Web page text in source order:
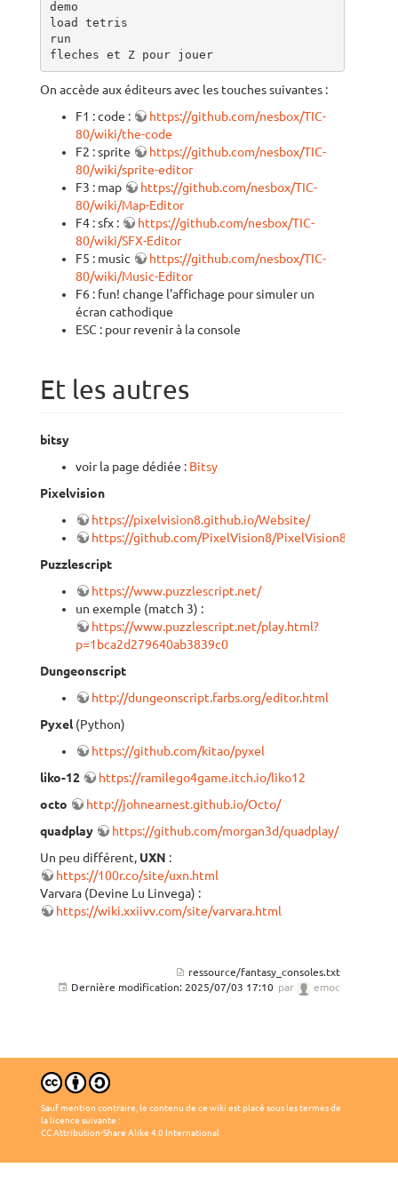
demo
load tetris
run
fleches et Z pour jouer
On accède aux éditeurs avec les touches suivantes :
F1 : code :
https://github.com/nesbox/TIC-
80/wiki/the-code
F2 : sprite
https://github.com/nesbox/TIC-
80/wiki/sprite-editor
F3 : map
https://github.com/nesbox/TIC-
80/wiki/Map-Editor
F4 : sfx :
https://github.com/nesbox/TIC-
80/wiki/SFX-Editor
F5 : music
https://github.com/nesbox/TIC-
80/wiki/Music-Editor
F6 : fun! change l'affichage pour simuler un
écran cathodique
ESC : pour revenir à la console
Et les autres
bitsy
voir la page dédiée : Bitsy
Pixelvision
https://pixelvision8.github.io/Website/
https://github.com/PixelVision8/PixelVision8
Puzzlescript
https://www.puzzlescript.net/
un exemple (match 3) :
https://www.puzzlescript.net/play.html?
p=1bca2d279640ab3839c0
Dungeonscript
http://dungeonscript.farbs.org/editor.html
Pyxel(Python)
https://github.com/kitao/pyxel
liko-12
https://ramilego4game.itch.io/liko12
octo
http://johnearnest.github.io/Octo/
quadplay
https://github.com/morgan3d/quadplay/
Un peu différent, UXN :
https://100r.co/site/uxn.html
Varvara (Devine Lu Linvega) :
https://wiki.xxiivv.com/site/varvara.html
ressource/fantasy_consoles.txt
Dernière modification: 2025/07/03 17:10 par emoc
Sauf mention contraire, le contenu de ce wiki est placé sous les termes de
la licence suivante :
CC Attribution-Share Alike 4.0 International